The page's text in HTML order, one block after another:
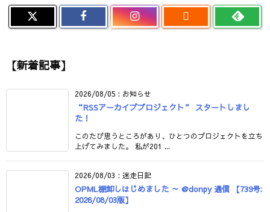

【新着記事】
2026/08/05 : お知らせ
“RSSアーカイブプロジェクト” スタートしまし
た！
このたび思うところがあり、ひとつのプロジェクトを立ち
上げてみました。 私が201 ...
2026/08/03 : 迷走日記
OPML棚卸しはじめました ～ @donpy 通信 【739号:
2026/08/03版】